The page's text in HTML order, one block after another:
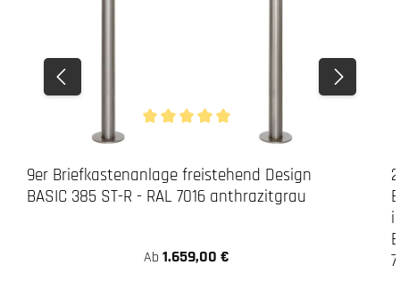
Durchschnittliche Bewertung von 5 von 5
9er Briefkastenanlage freistehend Design
BASIC 385 ST-R - RAL 7016 anthrazitgrau
Ab 1.659,00 €